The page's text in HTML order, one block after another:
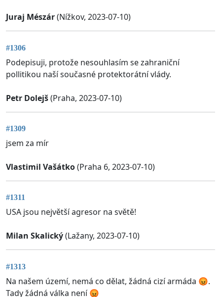
Juraj Mészár(Nížkov, 2023-07-10)
#1306
Podepisuji, protože nesouhlasím se zahraniční
pollitikou naší současné protektorátní vlády.
Petr Dolejš(Praha, 2023-07-10)
#1309
jsem za mír
Vlastimil Vašátko(Praha 6, 2023-07-10)
#1311
USA jsou největší agresor na světě!
Milan Skalický(Lažany, 2023-07-10)
#1313
Na našem území, nemá co dělat, žádná cizí armáda 😡.
Tady žádná válka není 😡